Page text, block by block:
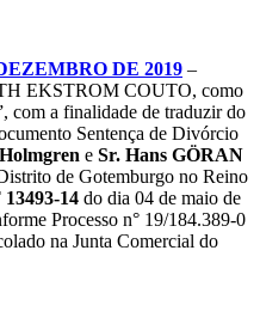
DE 2019 –
EKSTROM COUTO, como
com a finalidade de traduzir do
Sentença de Divórcio
e Sr. Hans GÖRAN
de Gotemburgo no Reino
13493-14 do dia 04 de maio de
Processo n° 19/184.389-0
na Junta Comercial do